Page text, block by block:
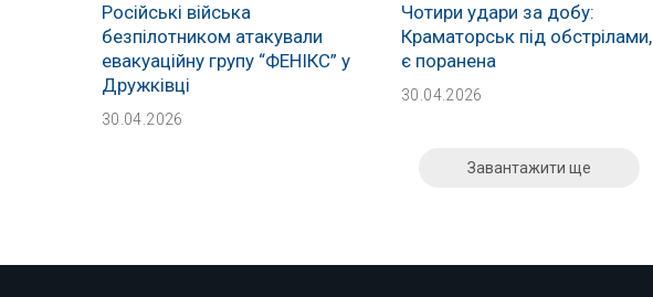
Російські війська
безпілотником атакували
евакуаційну групу “ФЕНІКС” у
Дружківці
30.04.2026
Чотири удари за добу:
Краматорськ під обстрілами,
є поранена
30.04.2026
Завантажити ще